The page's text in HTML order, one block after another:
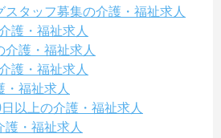
タッフ募集の介護・福祉求人
護・福祉求人
護・福祉求人
護・福祉求人
福祉求人
以上の介護・福祉求人
・福祉求人